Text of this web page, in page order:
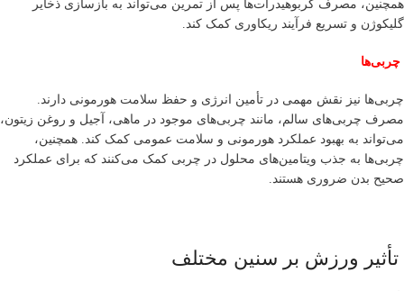
همچنین، مصرف کربوهیدرات‌ها پس از تمرین می‌تواند به بازسازی ذخایر
گلیکوژن و تسریع فرآیند ریکاوری کمک کند.
چربی‌ها
چربی‌ها نیز نقش مهمی در تأمین انرژی و حفظ سلامت هورمونی دارند.
مصرف چربی‌های سالم، مانند چربی‌های موجود در ماهی، آجیل و روغن زیتون،
می‌تواند به بهبود عملکرد هورمونی و سلامت عمومی کمک کند. همچنین،
چربی‌ها به جذب ویتامین‌های محلول در چربی کمک می‌کنند که برای عملکرد
صحیح بدن ضروری هستند.
تأثیر ورزش بر سنین مختلف